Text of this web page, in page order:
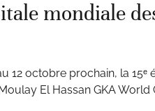
mondiale
12 octobre prochain, la 15ᵉ
El Hassan GKA World